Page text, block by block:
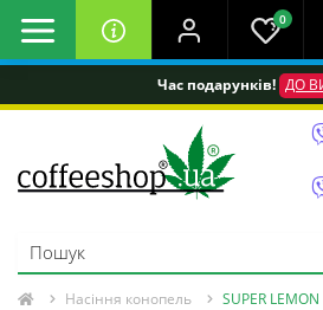
Час подарунків! ДО
0
Насіння конопель SUPER